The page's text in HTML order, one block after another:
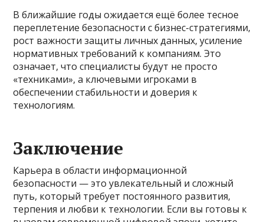
В ближайшие годы ожидается ещё более тесное
переплетение безопасности с бизнес-стратегиями,
рост важности защиты личных данных, усиление
нормативных требований к компаниям. Это
означает, что специалисты будут не просто
«техниками», а ключевыми игроками в
обеспечении стабильности и доверия к
технологиям.
Заключение
Карьера в области информационной
безопасности — это увлекательный и сложный
путь, который требует постоянного развития,
терпения и любви к технологии. Если вы готовы к